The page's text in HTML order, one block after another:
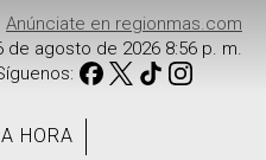
Anúnciate en regionmas.com
de agosto de 2026 8:56 p. m.
HORA